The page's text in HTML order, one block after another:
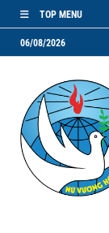
TOP MENU
06/08/2026